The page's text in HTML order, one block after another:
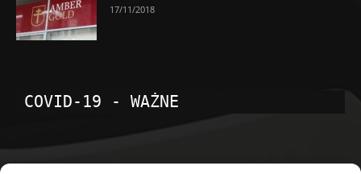
17/11/2018
COVID-19 - WAŻNE